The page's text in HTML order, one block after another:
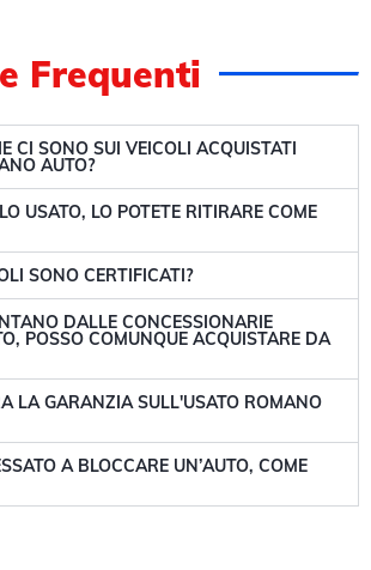
Frequenti
CI SONO SUI VEICOLI ACQUISTATI
AUTO?
USATO, LO POTETE RITIRARE COME
SONO CERTIFICATI?
DALLE CONCESSIONARIE
POSSO COMUNQUE ACQUISTARE DA
LA GARANZIA SULL'USATO ROMANO
A BLOCCARE UN’AUTO, COME